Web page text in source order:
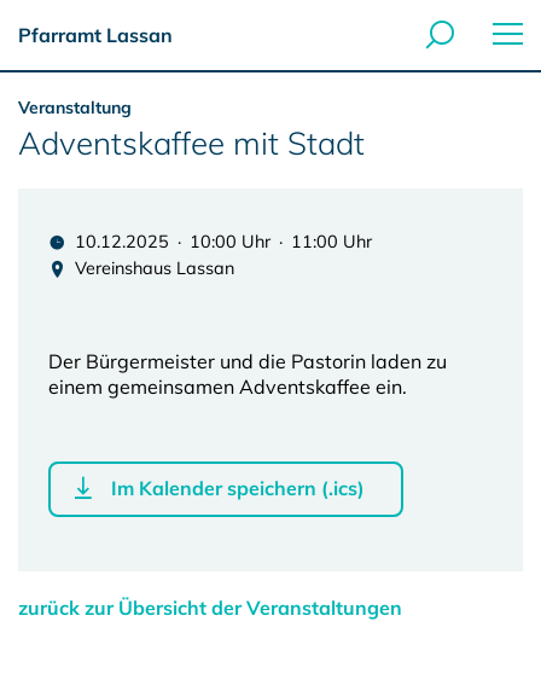
Pfarramt Lassan
Veranstaltung
Adventskaffee mit Stadt
10.12.2025 · 10:00 Uhr · 11:00 Uhr
Vereinshaus Lassan
Der Bürgermeister und die Pastorin laden zu
einem gemeinsamen Adventskaffee ein.
Im Kalender speichern (.ics)
zurück zur Übersicht der Veranstaltungen